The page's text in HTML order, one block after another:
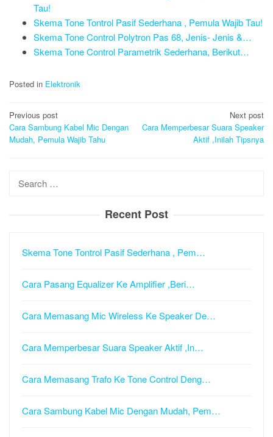
Tau!
Skema Tone Tontrol Pasif Sederhana , Pemula Wajib Tau!
Skema Tone Control Polytron Pas 68, Jenis- Jenis &…
Skema Tone Control Parametrik Sederhana, Berikut…
Posted in Elektronik
Post
navigation
Previous post
Cara Sambung Kabel Mic Dengan
Mudah, Pemula Wajib Tahu
Next post
Cara Memperbesar Suara Speaker
Aktif ,Inilah Tipsnya
Search
Recent Post
Skema Tone Tontrol Pasif Sederhana , Pem…
Cara Pasang Equalizer Ke Amplifier ,Beri…
Cara Memasang Mic Wireless Ke Speaker De…
Cara Memperbesar Suara Speaker Aktif ,In…
Cara Memasang Trafo Ke Tone Control Deng…
Cara Sambung Kabel Mic Dengan Mudah, Pem…